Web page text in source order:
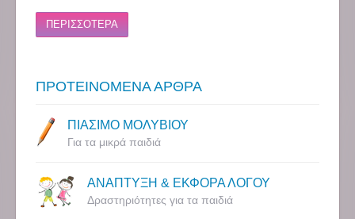
ΠΕΡΙΣΣΟΤΕΡΑ
ΠΡΟΤΕΙΝΟΜΕΝΑ ΑΡΘΡΑ
ΠΙΑΣΙΜΟ ΜΟΛΥΒΙΟΥ
Για τα μικρά παιδιά
ΑΝΑΠΤΥΞΗ & ΕΚΦΟΡΑ ΛΟΓΟΥ
Δραστηριότητες για τα παιδιά